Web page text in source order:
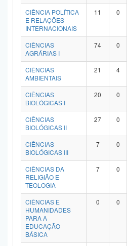
CIÊNCIA POLÍTICA
E RELAÇÕES
INTERNACIONAIS
11 0
CIÊNCIAS
AGRÁRIAS I
74 0
CIÊNCIAS
AMBIENTAIS
21 4
CIÊNCIAS
BIOLÓGICAS I
20 0
CIÊNCIAS
BIOLÓGICAS II
27 0
CIÊNCIAS
BIOLÓGICAS III
7 0
CIÊNCIAS DA
RELIGIÃO E
TEOLOGIA
7 0
CIÊNCIAS E
HUMANIDADES
PARA A
EDUCAÇÃO
BÁSICA
0 0